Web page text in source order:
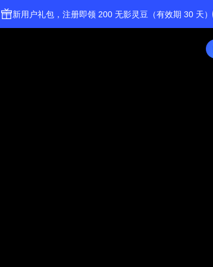
新用户礼包，注册即领 200 无影灵豆（有效期 30 天）